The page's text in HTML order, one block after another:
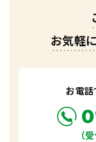
お気軽
お電
（